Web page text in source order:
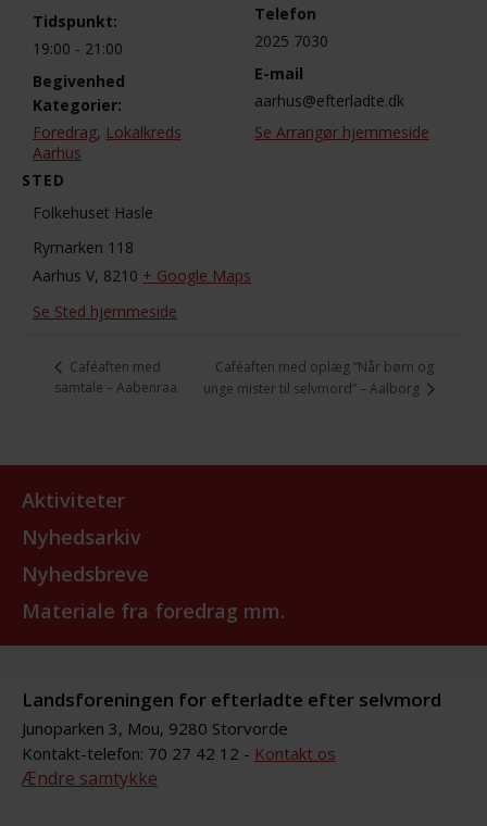
Tidspunkt:
19:00 - 21:00
Begivenhed
Kategorier:
Foredrag, Lokalkreds
Aarhus
STED
Folkehuset Hasle
Rymarken 118
Aarhus V, 8210 + Google Maps
Se Sted hjemmeside
Telefon
2025 7030
E-mail
aarhus@efterladte.dk
Se Arrangør hjemmeside
Caféaften med
samtale – Aabenraa
Caféaften med oplæg “Når børn og
unge mister til selvmord” – Aalborg
Aktiviteter
Nyhedsarkiv
Nyhedsbreve
Materiale fra foredrag mm.
Landsforeningen for efterladte efter selvmord
Junoparken 3, Mou, 9280 Storvorde
Kontakt-telefon: 70 27 42 12 - Kontakt os
Ændre samtykke